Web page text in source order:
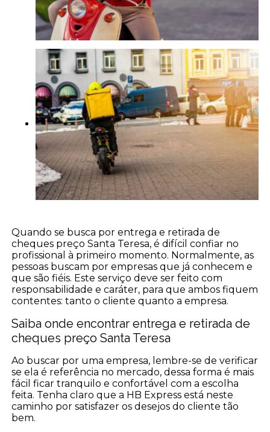
Quando se busca por entrega e retirada de
cheques preço Santa Teresa, é difícil confiar no
profissional à primeiro momento. Normalmente, as
pessoas buscam por empresas que já conhecem e
que são fiéis. Este serviço deve ser feito com
responsabilidade e caráter, para que ambos fiquem
contentes: tanto o cliente quanto a empresa.
Saiba onde encontrar entrega e retirada de
cheques preço Santa Teresa
Ao buscar por uma empresa, lembre-se de verificar
se ela é referência no mercado, dessa forma é mais
fácil ficar tranquilo e confortável com a escolha
feita. Tenha claro que a HB Express está neste
caminho por satisfazer os desejos do cliente tão
bem.